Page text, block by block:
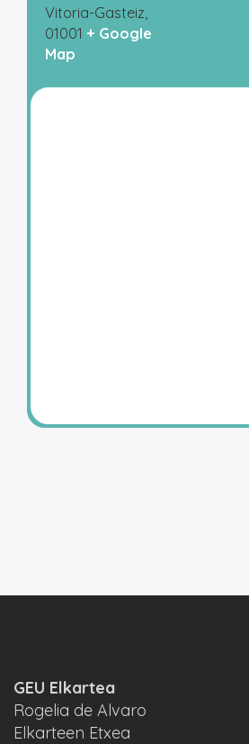
Vitoria-Gasteiz,
01001 + Google
Map
GEU Elkartea
Rogelia de Alvaro
Elkarteen Etxea